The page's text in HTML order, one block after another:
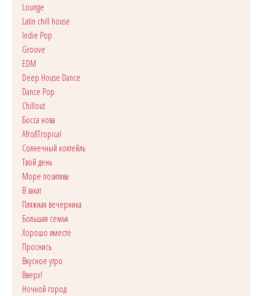
Lounge
Latin chill house
Indie Pop
Groove
EDM
Deep House Dance
Dance Pop
Сhillout
Босса нова
Afro&Tropical
Солнечный коктейль
Твой день
Море позитива
В закат
Пляжная вечерника
Большая семья
Хорошо вместе
Проснись
Вкусное утро
Вверх!
Ночной город